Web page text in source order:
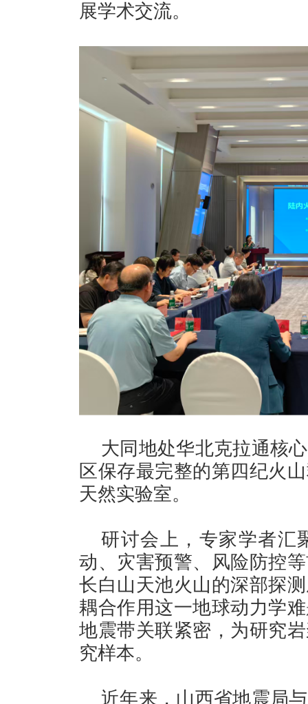
展学术交流。
大同地处华北克拉通核
区保存最完整的第四纪火
天然实验室。
研讨会上，专家学者汇
动、灾害预警、风险防控
长白山天池火山的深部探
耦合作用这一地球动力学
地震带关联紧密，为研究
究样本。
近年来，山西省地震局